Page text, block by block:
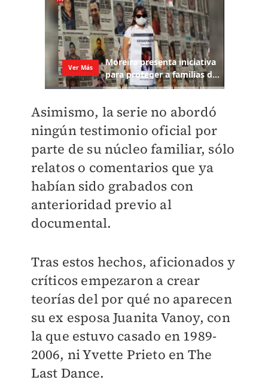
Asimismo, la serie no abordó
ningún testimonio oficial por
parte de su núcleo familiar, sólo
relatos o comentarios que ya
habían sido grabados con
anterioridad previo al
documental.
Tras estos hechos, aficionados y
críticos empezaron a crear
teorías del por qué no aparecen
su ex esposa Juanita Vanoy, con
la que estuvo casado en 1989-
2006, ni Yvette Prieto en The
Last Dance.